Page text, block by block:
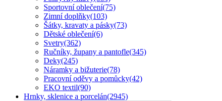
Sportovní oblečení(75)
Zimní doplňky(103)
Šátky, kravaty a pásky(73)
Dětské oblečení(6)
Svetry(362)
Ručníky, župany a pantofle(345)
Deky(245)
Náramky a bižuterie(78)
Pracovní oděvy a pomůcky(42)
EKO textil(90)
Hrnky, sklenice a porcelán(2945)